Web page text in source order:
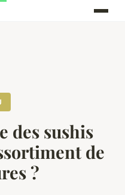
des sushis
de
?